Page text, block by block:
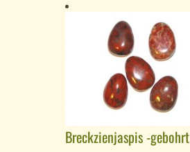
Breckzienjaspis -gebohrt